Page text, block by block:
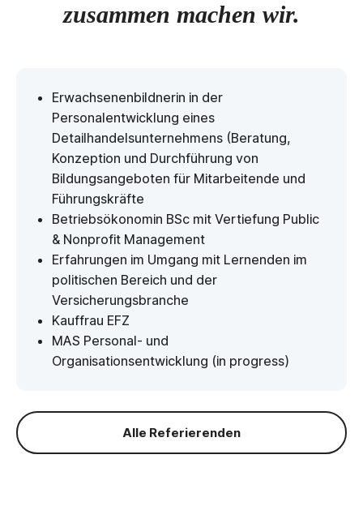
zusammen machen wir.
Erwachsenenbildnerin in der
Personalentwicklung eines
Detailhandelsunternehmens (Beratung,
Konzeption und Durchführung von
Bildungsangeboten für Mitarbeitende und
Führungskräfte
Betriebsökonomin BSc mit Vertiefung Public
& Nonprofit Management
Erfahrungen im Umgang mit Lernenden im
politischen Bereich und der
Versicherungsbranche
Kauffrau EFZ
MAS Personal- und
Organisationsentwicklung (in progress)
Alle Referierenden